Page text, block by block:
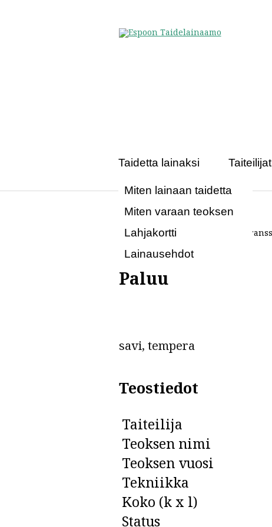
Taidetta lainaksi
Miten lainaan taidetta
Miten varaan teoksen
Lahjakortti
Lainausehdot
Taiteilijat
Paluu
savi, tempera
Teostiedot
Taiteilija
Teoksen nimi
Teoksen vuosi
Tekniikka
Koko (k x l)
Status